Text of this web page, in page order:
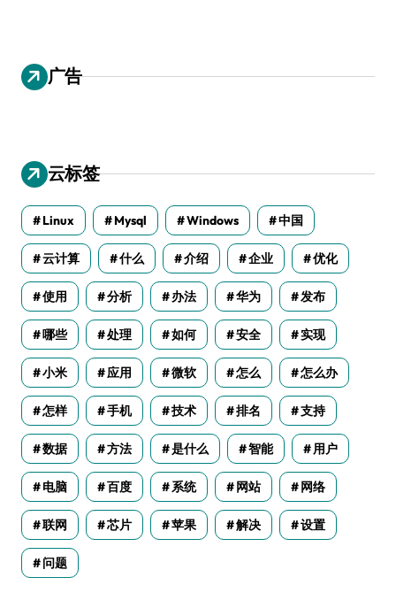
广告
云标签
Linux Mysql Windows 中国
云计算 什么 介绍 企业 优化
使用 分析 办法 华为 发布
哪些 处理 如何 安全 实现
小米 应用 微软 怎么 怎么办
怎样 手机 技术 排名 支持
数据 方法 是什么 智能 用户
电脑 百度 系统 网站 网络
联网 芯片 苹果 解决 设置
问题